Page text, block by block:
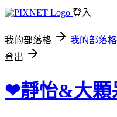
登入
我的部落格 我的部落
登出
❤靜怡&大顆